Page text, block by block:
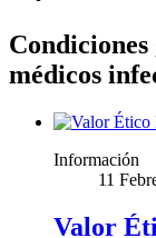
médicos
Información
11
Valor